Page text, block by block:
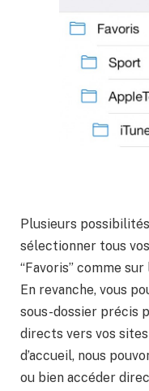
Plusieurs
sélectionner tous
“Favoris” comme
En revanche, vous
sous-dossier précis
directs vers vos
d’accueil, nous
ou bien accéder